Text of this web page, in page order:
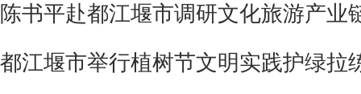
陈书平赴都江堰市调研文化旅游产业
都江堰市举行植树节文明实践护绿拉